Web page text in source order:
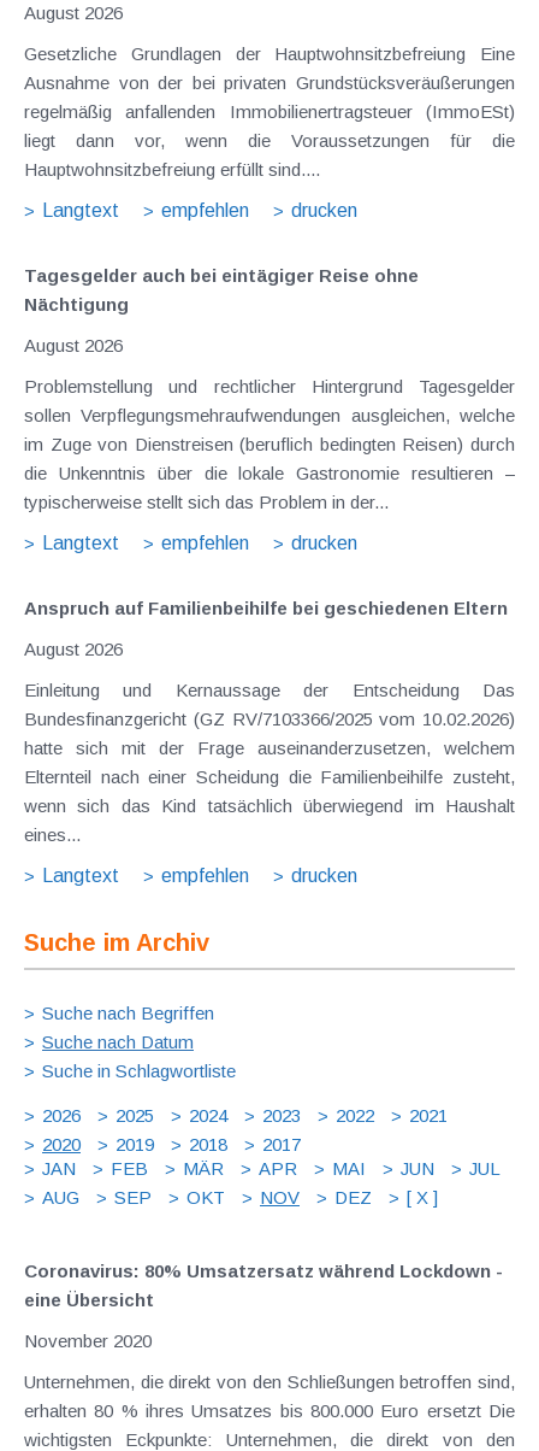
August 2026
Gesetzliche Grundlagen der Hauptwohnsitzbefreiung Eine
Ausnahme von der bei privaten Grundstücksveräußerungen
regelmäßig anfallenden Immobilienertragsteuer (ImmoESt)
liegt dann vor, wenn die Voraussetzungen für die
Hauptwohnsitzbefreiung erfüllt sind....
Langtext
empfehlen drucken
Tagesgelder auch bei eintägiger Reise ohne
Nächtigung
August 2026
Problemstellung und rechtlicher Hintergrund Tagesgelder
sollen Verpflegungsmehraufwendungen ausgleichen, welche
im Zuge von Dienstreisen (beruflich bedingten Reisen) durch
die Unkenntnis über die lokale Gastronomie resultieren –
typischerweise stellt sich das Problem in der...
Langtext
empfehlen drucken
Anspruch auf Familienbeihilfe bei geschiedenen Eltern
August 2026
Einleitung und Kernaussage der Entscheidung Das
Bundesfinanzgericht (GZ RV/7103366/2025 vom 10.02.2026)
hatte sich mit der Frage auseinanderzusetzen, welchem
Elternteil nach einer Scheidung die Familienbeihilfe zusteht,
wenn sich das Kind tatsächlich überwiegend im Haushalt
eines...
Langtext
empfehlen drucken
Suche im Archiv
Suche nach Begriffen
Suche nach Datum
Suche in Schlagwortliste
2026 2025 2024 2023 2022
2021
2020
2019 2018
2017
JAN
FEB MÄR APR MAI JUN
JUL
AUG
SEP OKT NOV DEZ [ X ]
Coronavirus: 80% Umsatzersatz während Lockdown -
eine Übersicht
November 2020
Unternehmen, die direkt von den Schließungen betroffen sind,
erhalten 80 % ihres Umsatzes bis 800.000 Euro ersetzt Die
wichtigsten Eckpunkte: Unternehmen, die direkt von den